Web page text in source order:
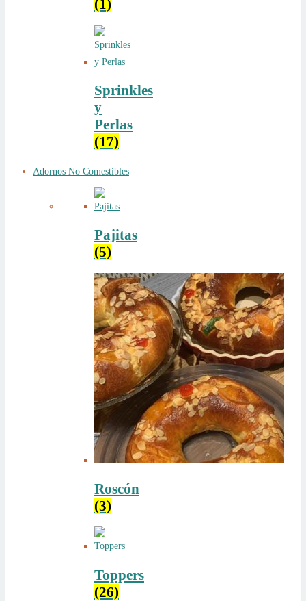
(1)
Sprinkles
y
Perlas
(17)
Adornos No Comestibles
Pajitas
(5)
Roscón
(3)
Toppers
(26)